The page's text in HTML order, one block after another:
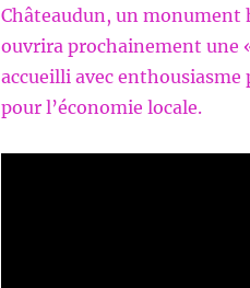
Châteaudun, un monument
ouvrira prochainement une
accueilli avec enthousiasme
pour l’économie locale.